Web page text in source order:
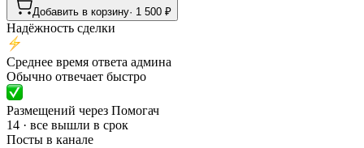
Добавить в корзину· 1 500 ₽
Надёжность сделки
Среднее время ответа админа
Обычно отвечает быстро
Размещений через Помогач
14 · все вышли в срок
Посты в канале